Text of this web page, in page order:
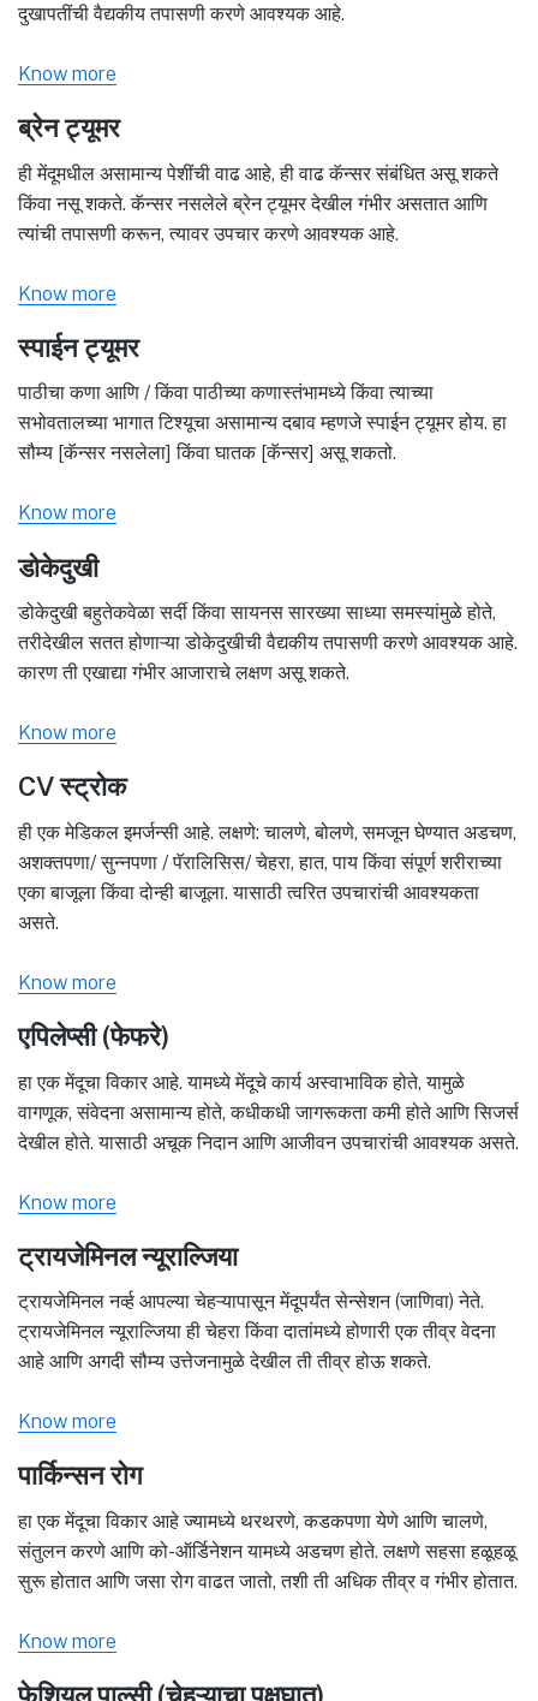
दुखापतींची वैद्यकीय तपासणी करणे आवश्यक आहे.
Know more
ब्रेन ट्यूमर
ही मेंदूमधील असामान्य पेशींची वाढ आहे, ही वाढ कॅन्सर संबंधित असू शकते
किंवा नसू शकते. कॅन्सर नसलेले ब्रेन ट्यूमर देखील गंभीर असतात आणि
त्यांची तपासणी करून, त्यावर उपचार करणे आवश्यक आहे.
Know more
स्पाईन ट्यूमर
पाठीचा कणा आणि / किंवा पाठीच्या कणास्तंभामध्ये किंवा त्याच्या
सभोवतालच्या भागात टिश्यूचा असामान्य दबाव म्हणजे स्पाईन ट्यूमर होय. हा
सौम्य [कॅन्सर नसलेला] किंवा घातक [कॅन्सर] असू शकतो.
Know more
डोकेदुखी
डोकेदुखी बहुतेकवेळा सर्दी किंवा सायनस सारख्या साध्या समस्यांमुळे होते,
तरीदेखील सतत होणाऱ्या डोकेदुखीची वैद्यकीय तपासणी करणे आवश्यक आहे.
कारण ती एखाद्या गंभीर आजाराचे लक्षण असू शकते.
Know more
CV स्ट्रोक
ही एक मेडिकल इमर्जन्सी आहे. लक्षणे: चालणे, बोलणे, समजून घेण्यात अडचण,
अशक्तपणा/ सुन्नपणा / पॅरालिसिस/ चेहरा, हात, पाय किंवा संपूर्ण शरीराच्या
एका बाजूला किंवा दोन्ही बाजूला. यासाठी त्वरित उपचारांची आवश्यकता
असते.
Know more
एपिलेप्सी (फेफरे)
हा एक मेंदूचा विकार आहे. यामध्ये मेंदूचे कार्य अस्वाभाविक होते, यामुळे
वागणूक, संवेदना असामान्य होते, कधीकधी जागरूकता कमी होते आणि सिजर्स
देखील होते. यासाठी अचूक निदान आणि आजीवन उपचारांची आवश्यक असते.
Know more
ट्रायजेमिनल न्यूराल्जिया
ट्रायजेमिनल नर्व्ह आपल्या चेहऱ्यापासून मेंदूपर्यंत सेन्सेशन (जाणिवा) नेते.
ट्रायजेमिनल न्यूराल्जिया ही चेहरा किंवा दातांमध्ये होणारी एक तीव्र वेदना
आहे आणि अगदी सौम्य उत्तेजनामुळे देखील ती तीव्र होऊ शकते.
Know more
पार्किन्सन रोग
हा एक मेंदूचा विकार आहे ज्यामध्ये थरथरणे, कडकपणा येणे आणि चालणे,
संतुलन करणे आणि को-ऑर्डिनेशन यामध्ये अडचण होते. लक्षणे सहसा हळूहळू
सुरू होतात आणि जसा रोग वाढत जातो, तशी ती अधिक तीव्र व गंभीर होतात.
Know more